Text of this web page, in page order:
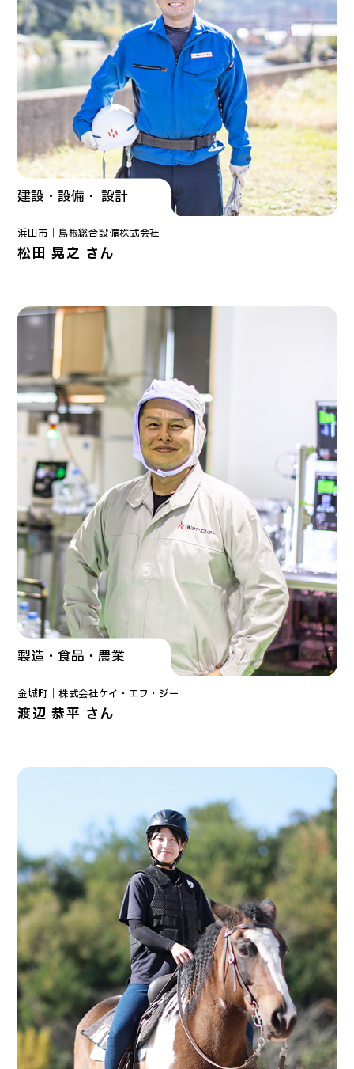
建設・設備・ 設計
浜田市｜ 島根総合設備株式会社
松田 晃之 さん
製造・食品・農業
金城町｜ 株式会社ケイ・エフ・ジー
渡辺 恭平 さん